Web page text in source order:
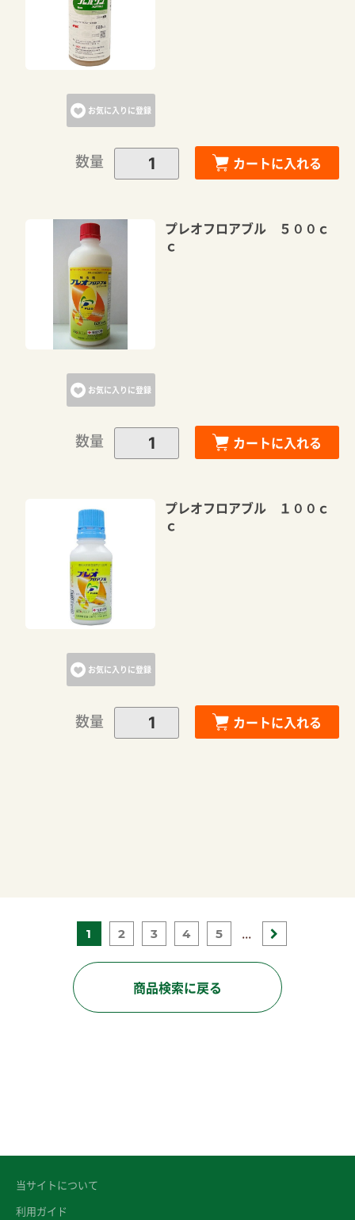
お気に入りに登録
数量 カートに入れる
お気に入りに登録
プレオフロアブル ５００ｃ
ｃ
数量 カートに入れる
お気に入りに登録
プレオフロアブル １００ｃ
ｃ
数量 カートに入れる
1 2 3 4 5 ...
商品検索に戻る
当サイトについて
利用ガイド